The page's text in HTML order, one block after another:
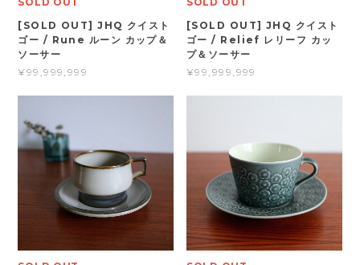
[SOLD OUT] JHQ クイスト
ゴー / Rune ルーン カップ＆
ソーサー
¥99,999,999
[SOLD OUT] JHQ クイスト
ゴー / Relief レリーフ カッ
プ＆ソーサー
¥99,999,999